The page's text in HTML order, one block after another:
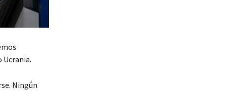
Ucrania.
Ningún